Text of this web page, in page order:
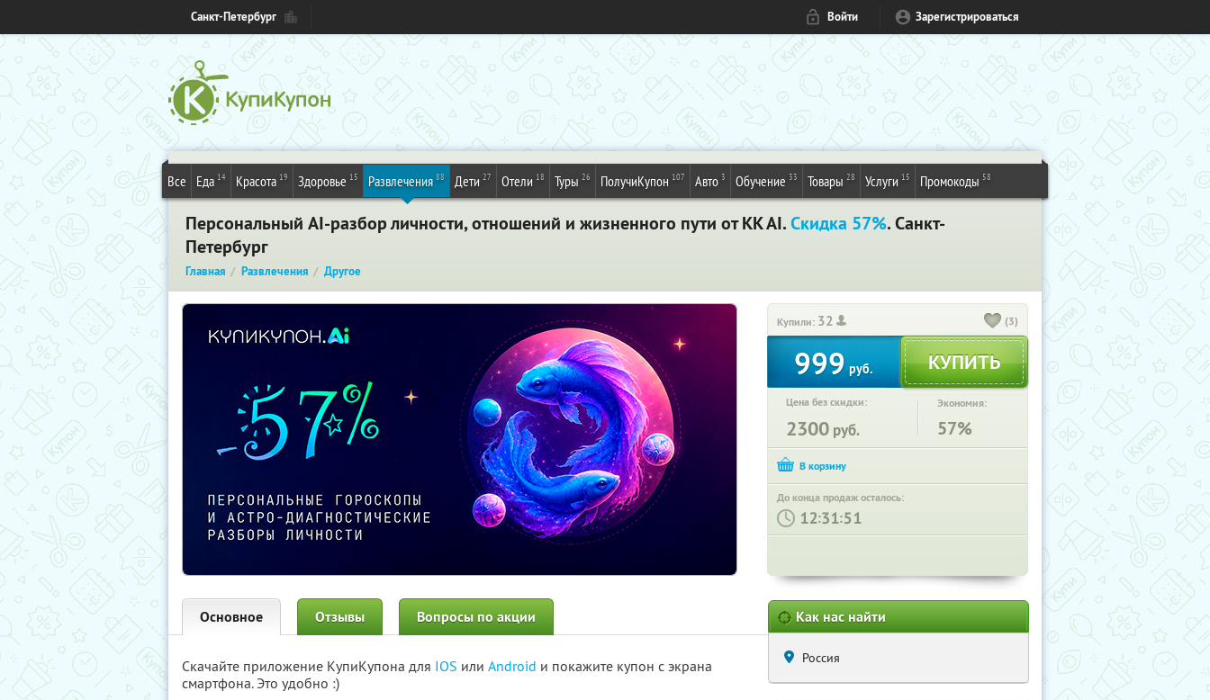
Санкт-Петербург Войти Зарегистрироваться
Все Еда 14 Красота 19 Здоровье 15 Развлечения 88 Дети 27 Отели 18 Туры 26 ПолучиКупон 107 Авто 3 Обучение 33 Товары 28 Услуги 15 Промокоды 58
Персональный AI-разбор личности, отношений и жизненного пути от KK AI.Скидка 57%. Санкт-
Петербург
Главная Развлечения Другое
Купили: 32 (3)
999 руб.
Цена без скидки:
2300 руб.
Экономия:
57%
До конца продаж осталось:
: :
Основное Отзывы Вопросы по акции
Скачайте приложение КупиКупона для IOS или Android и покажите купон с экрана
смартфона. Это удобно :)
Как нас найти
Россия